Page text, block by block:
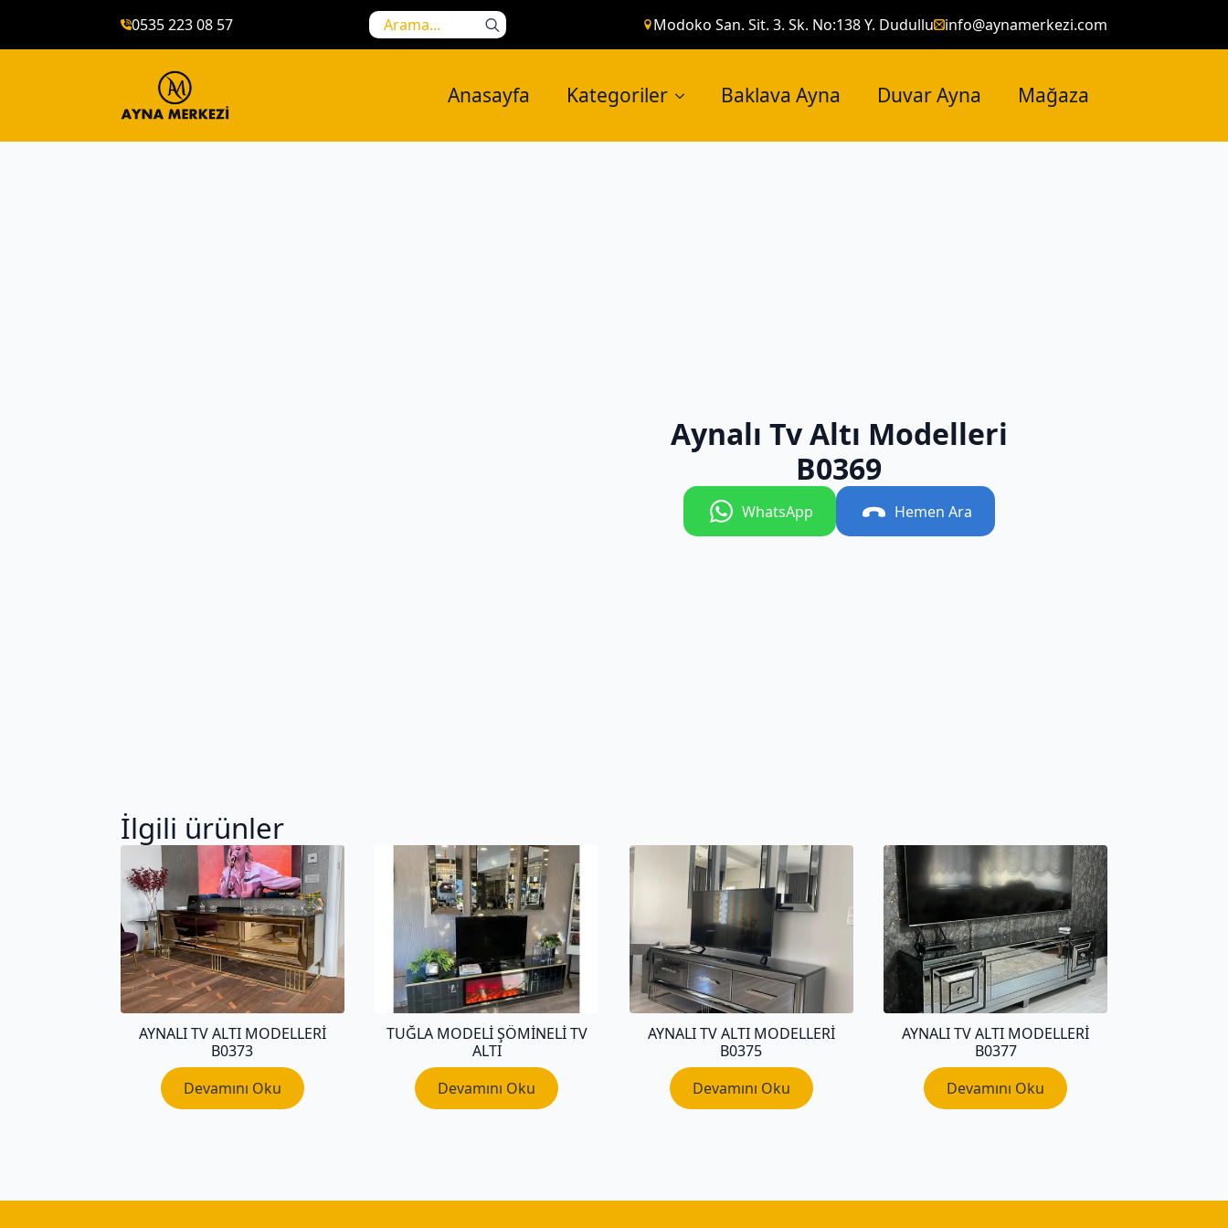
0535 223 08 57
Search
for:
Modoko San. Sit. 3. Sk. No:138 Y. Dudullu info@aynamerkezi.com
Anasayfa Kategoriler Baklava Ayna Duvar Ayna Mağaza
Aynalı Tv Altı Modelleri
B0369
WhatsApp Hemen Ara
İlgili ürünler
AYNALI TV ALTI MODELLERI
B0373
Devamını Oku
TUĞLA MODELI ŞÖMINELI TV
ALTI
Devamını Oku
AYNALI TV ALTI MODELLERI
B0375
Devamını Oku
AYNALI TV ALTI MODELLERI
B0377
Devamını Oku